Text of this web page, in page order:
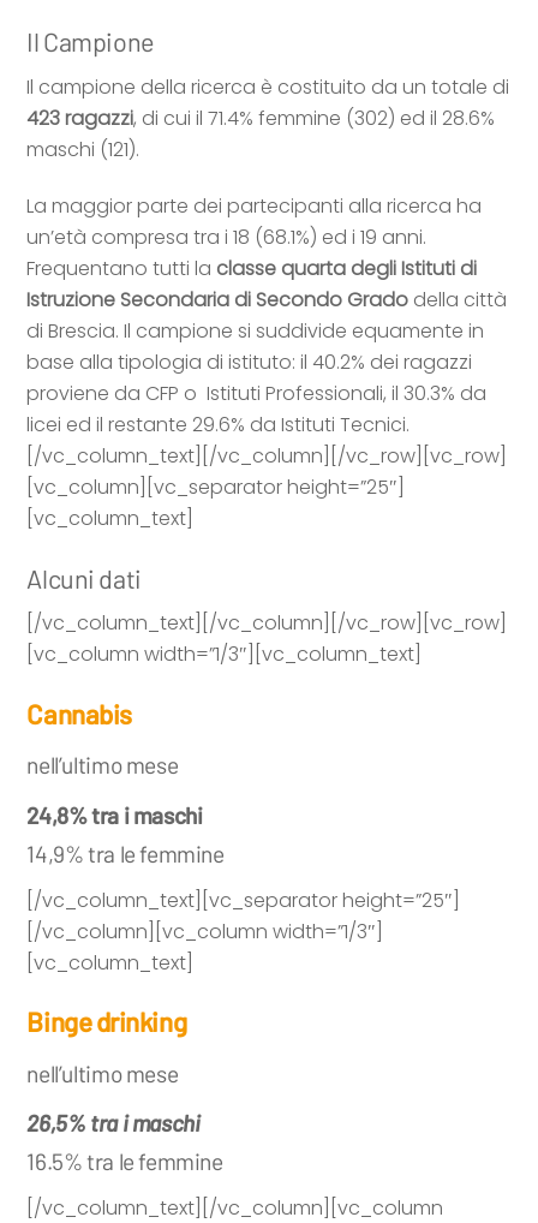
Il Campione
Il campione della ricerca è costituito da un totale di
423 ragazzi, di cui il 71.4% femmine (302) ed il 28.6%
maschi (121).
La maggior parte dei partecipanti alla ricerca ha
un’età compresa tra i 18 (68.1%) ed i 19 anni.
Frequentano tutti la classe quarta degli Istituti di
Istruzione Secondaria di Secondo Grado della città
di Brescia. Il campione si suddivide equamente in
base alla tipologia di istituto: il 40.2% dei ragazzi
proviene da CFP o Istituti Professionali, il 30.3% da
licei ed il restante 29.6% da Istituti Tecnici.
[/vc_column_text][/vc_column][/vc_row][vc_row]
[vc_column][vc_separator height=”25″]
[vc_column_text]
Alcuni dati
[/vc_column_text][/vc_column][/vc_row][vc_row]
[vc_column width=”1/3″][vc_column_text]
Cannabis
nell’ultimo mese
24,8% tra i maschi
14,9% tra le femmine
[/vc_column_text][vc_separator height=”25″]
[/vc_column][vc_column width=”1/3″]
[vc_column_text]
Bingedrinking
nell’ultimo mese
26,5% tra i maschi
16.5% tra le femmine
[/vc_column_text][/vc_column][vc_column